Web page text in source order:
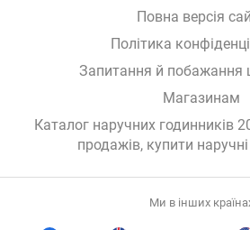
Повна версія
Політика
Запитання й побажання
Магазинам
Каталог наручних годинників
продажів, купити
Ми в інших